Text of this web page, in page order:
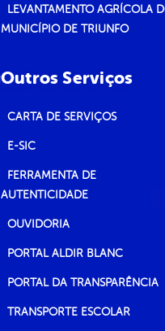
LEVANTAMENTO AGRÍCOLA
MUNICÍPIO DE TRIUNFO
Outros Serviços
CARTA DE SERVIÇOS
E-SIC
FERRAMENTA DE
AUTENTICIDADE
OUVIDORIA
PORTAL ALDIR BLANC
PORTAL DA TRANSPARÊNCIA
TRANSPORTE ESCOLAR